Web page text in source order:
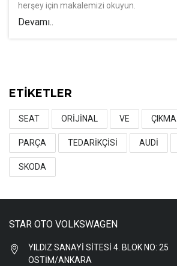
herşey için makalemizi okuyun.
Devamı..
ETİKETLER
SEAT ORİJİNAL VE ÇIKMA
PARÇA TEDARİKÇİSİ AUDİ
SKODA
STAR OTO VOLKSWAGEN
YILDIZ SANAYİ SİTESİ 4. BLOK NO: 25
OSTİM/ANKARA